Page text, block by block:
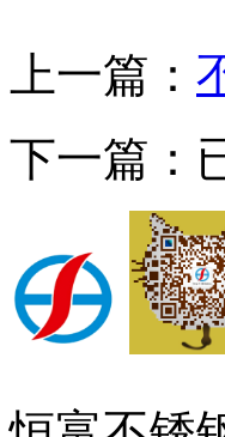
上一篇：
下一篇：